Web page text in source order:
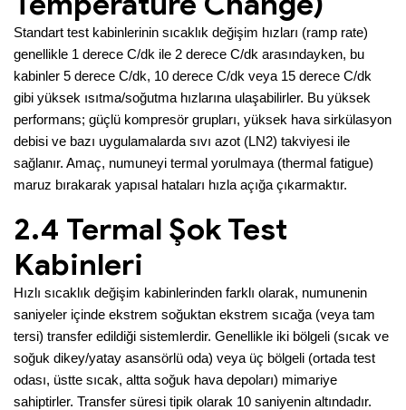
Standart test kabinlerinin sıcaklık değişim hızları (ramp rate)
genellikle 1 derece C/dk ile 2 derece C/dk arasındayken, bu
kabinler 5 derece C/dk, 10 derece C/dk veya 15 derece C/dk
gibi yüksek ısıtma/soğutma hızlarına ulaşabilirler. Bu yüksek
performans; güçlü kompresör grupları, yüksek hava sirkülasyon
debisi ve bazı uygulamalarda sıvı azot (LN2) takviyesi ile
sağlanır. Amaç, numuneyi termal yorulmaya (thermal fatigue)
maruz bırakarak yapısal hataları hızla açığa çıkarmaktır.
2.4 Termal Şok Test
Kabinleri
Hızlı sıcaklık değişim kabinlerinden farklı olarak, numunenin
saniyeler içinde ekstrem soğuktan ekstrem sıcağa (veya tam
tersi) transfer edildiği sistemlerdir. Genellikle iki bölgeli (sıcak ve
soğuk dikey/yatay asansörlü oda) veya üç bölgeli (ortada test
odası, üstte sıcak, altta soğuk hava depoları) mimariye
sahiptirler. Transfer süresi tipik olarak 10 saniyenin altındadır.